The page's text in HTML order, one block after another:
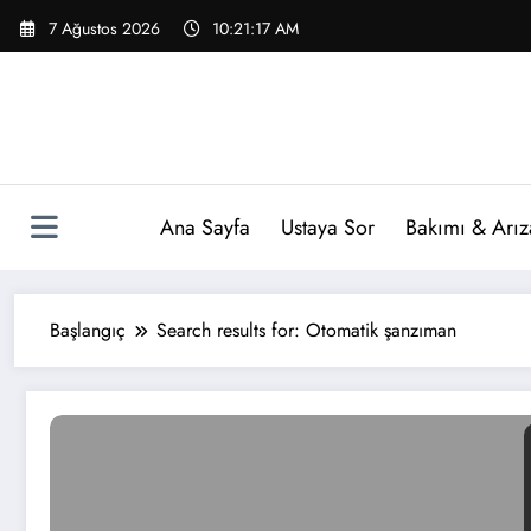
İçeriğe
atla
7 Ağustos 2026 10:21:18 AM
Ana Sayfa Ustaya Sor Bakımı &
Başlangıç Search results for: Otomatik şanzıman